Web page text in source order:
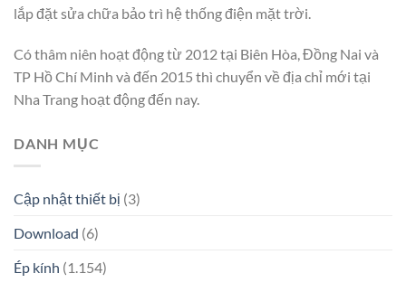
lắp đặt sửa chữa bảo trì hệ thống điện mặt trời.
Có thâm niên hoạt động từ 2012 tại Biên Hòa, Đồng Nai và
TP Hồ Chí Minh và đến 2015 thì chuyển về địa chỉ mới tại
Nha Trang hoạt động đến nay.
DANH MỤC
Cập nhật thiết bị (3)
Download (6)
Ép kính (1.154)